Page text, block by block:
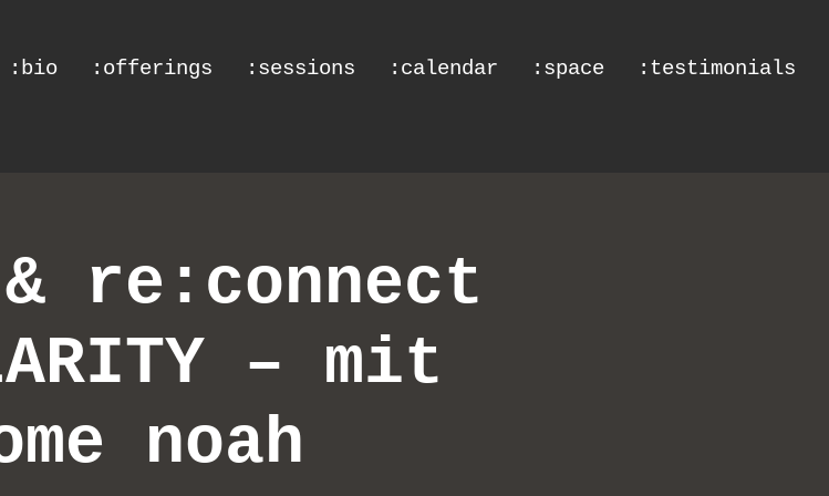
:bio :offerings :sessions :calendar :space :testimonials
re:connect
– mit
noah